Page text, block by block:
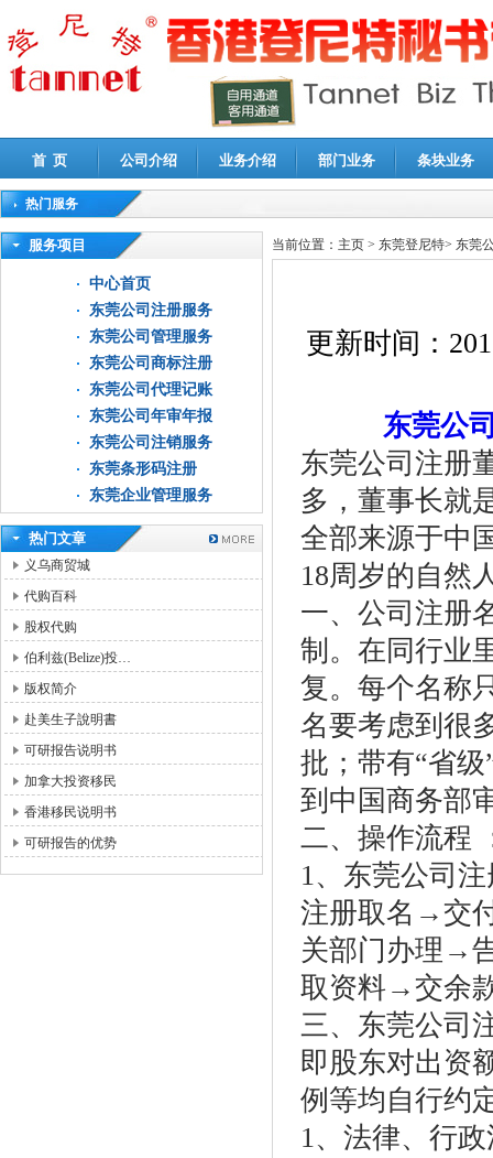
首 页 公司介绍 业务介绍 部门业务 条块业务
热门服务
高新技术企业认定审计|企业所得税汇算清缴申报鉴证
服务项目
中心首页
东莞公司注册服务
东莞公司管理服务
东莞公司商标注册
东莞公司代理记账
东莞公司年审年报
东莞公司注销服务
东莞条形码注册
东莞企业管理服务
热门文章
义乌商贸城
代购百科
股权代购
伯利兹(Belize)投…
版权简介
赴美生子說明書
可研报告说明书
加拿大投资移民
香港移民说明书
可研报告的优势
当前位置： 主页 > 东莞登尼特> 东莞
更新时间：
东莞公
东莞公司注册
多，董事长就
全部来源于中
18周岁的自然
一、公司注册
制。在同行业
复。每个名称
名要考虑到很
批；带有“省
到中国商务部
二、操作流程
1、东莞公司
注册取名→交
关部门办理→
取资料→交余
三、东莞公司
即股东对出资
例等均自行约
1、法律、行